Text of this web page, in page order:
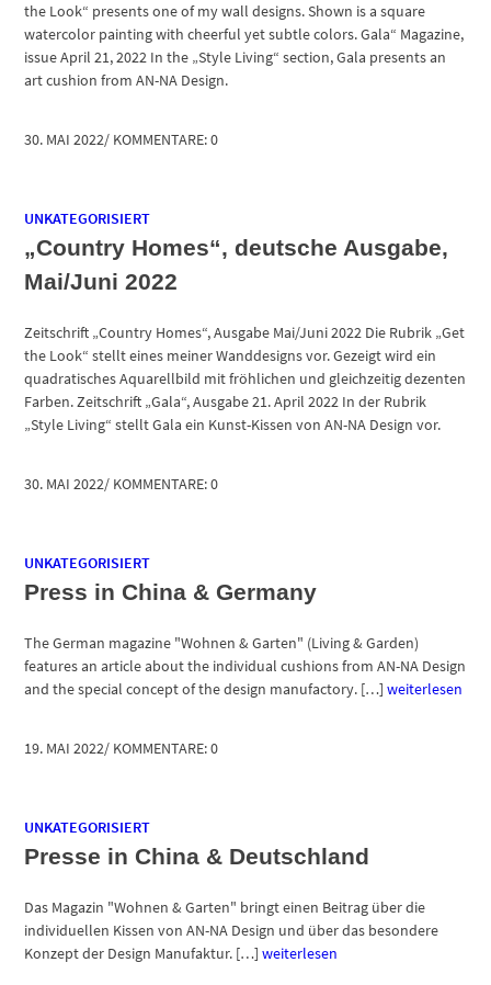
the Look“ presents one of my wall designs. Shown is a square
watercolor painting with cheerful yet subtle colors. Gala“ Magazine,
issue April 21, 2022 In the „Style Living“ section, Gala presents an
art cushion from AN-NA Design.
30. MAI 2022/ KOMMENTARE: 0
UNKATEGORISIERT
„Country Homes“, deutsche Ausgabe,
Mai/Juni 2022
Zeitschrift „Country Homes“, Ausgabe Mai/Juni 2022 Die Rubrik „Get
the Look“ stellt eines meiner Wanddesigns vor. Gezeigt wird ein
quadratisches Aquarellbild mit fröhlichen und gleichzeitig dezenten
Farben. Zeitschrift „Gala“, Ausgabe 21. April 2022 In der Rubrik
„Style Living“ stellt Gala ein Kunst-Kissen von AN-NA Design vor.
30. MAI 2022/ KOMMENTARE: 0
UNKATEGORISIERT
Press in China & Germany
The German magazine "Wohnen & Garten" (Living & Garden)
features an article about the individual cushions from AN-NA Design
and the special concept of the design manufactory. […]weiterlesen
19. MAI 2022/ KOMMENTARE: 0
UNKATEGORISIERT
Presse in China & Deutschland
Das Magazin "Wohnen & Garten" bringt einen Beitrag über die
individuellen Kissen von AN-NA Design und über das besondere
Konzept der Design Manufaktur. […]weiterlesen